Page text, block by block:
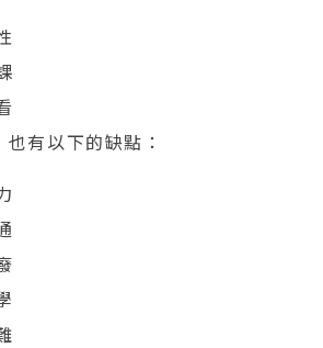
有以下的缺點：